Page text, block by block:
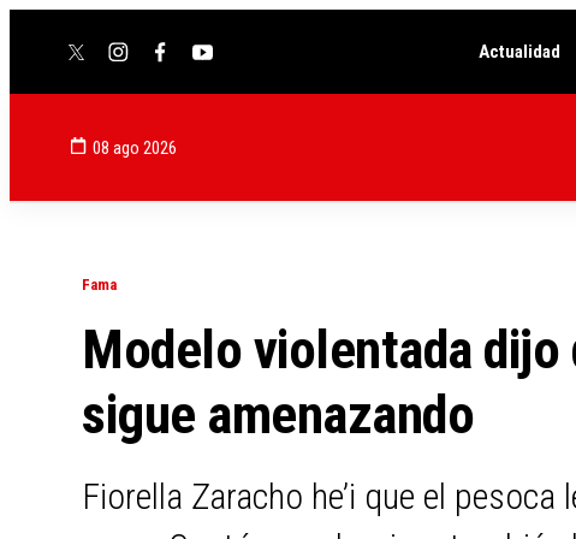
twitterinstagram
facebookyoutube Actualidad
08 ago 2026
Fama
Modelo violentada
sigue amenazando
Fiorella Zaracho he’i que el